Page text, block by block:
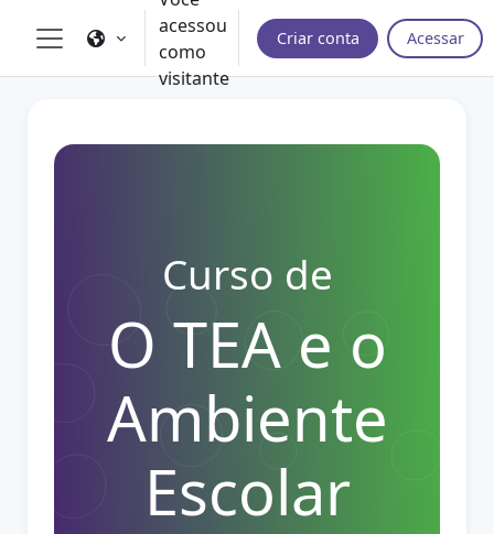
Ir para o conteúdo principal
Painel lateral
acessou
como
visitante
Criar conta Acessar
Curso de
O TEA e o
Ambiente
Escolar